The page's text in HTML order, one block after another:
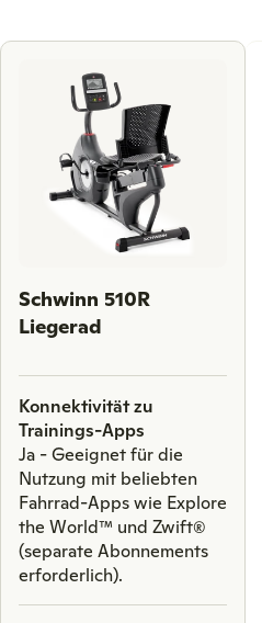
Use
comparison
products.
Schwinn 510R
Liegerad
Konnektivität zu
Trainings-Apps
Ja - Geeignet für die
Nutzung mit beliebten
Fahrrad-Apps wie Explore
the World™ und Zwift®
(separate Abonnements
erforderlich).